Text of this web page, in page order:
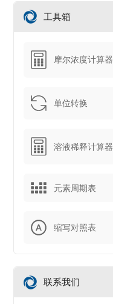
工具箱
摩尔浓度计算器
单位转换
溶液稀释计算器
元素周期表
缩写对照表
联系我们